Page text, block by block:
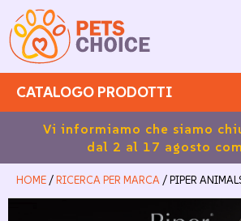
CATALOGO PRODOTTI
Vi informiamo che siamo
dal 2 al 17 agosto
HOME /RICERCA PER MARCA / PIPER